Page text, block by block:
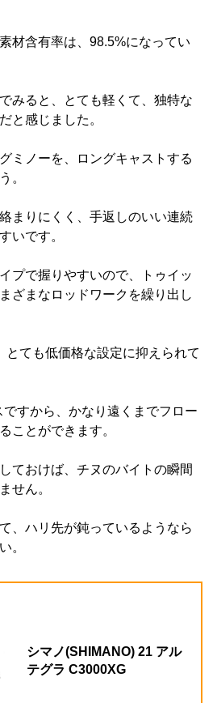
材含有率は、98.5%になってい
みると、とても軽くて、独特な
と感じました。
ミノーを、ロングキャストする
。
まりにくく、手返しのいい連続
いです。
プで握りやすいので、トゥイッ
ざまなロッドワークを繰り出し
とても低価格な設定に抑えられて
すから、かなり遠くまでフロー
ことができます。
ておけば、チヌのバイトの瞬間
せん。
、ハリ先が鈍っているようなら
。
シマノ(SHIMANO) 21 アル
テグラ C3000XG